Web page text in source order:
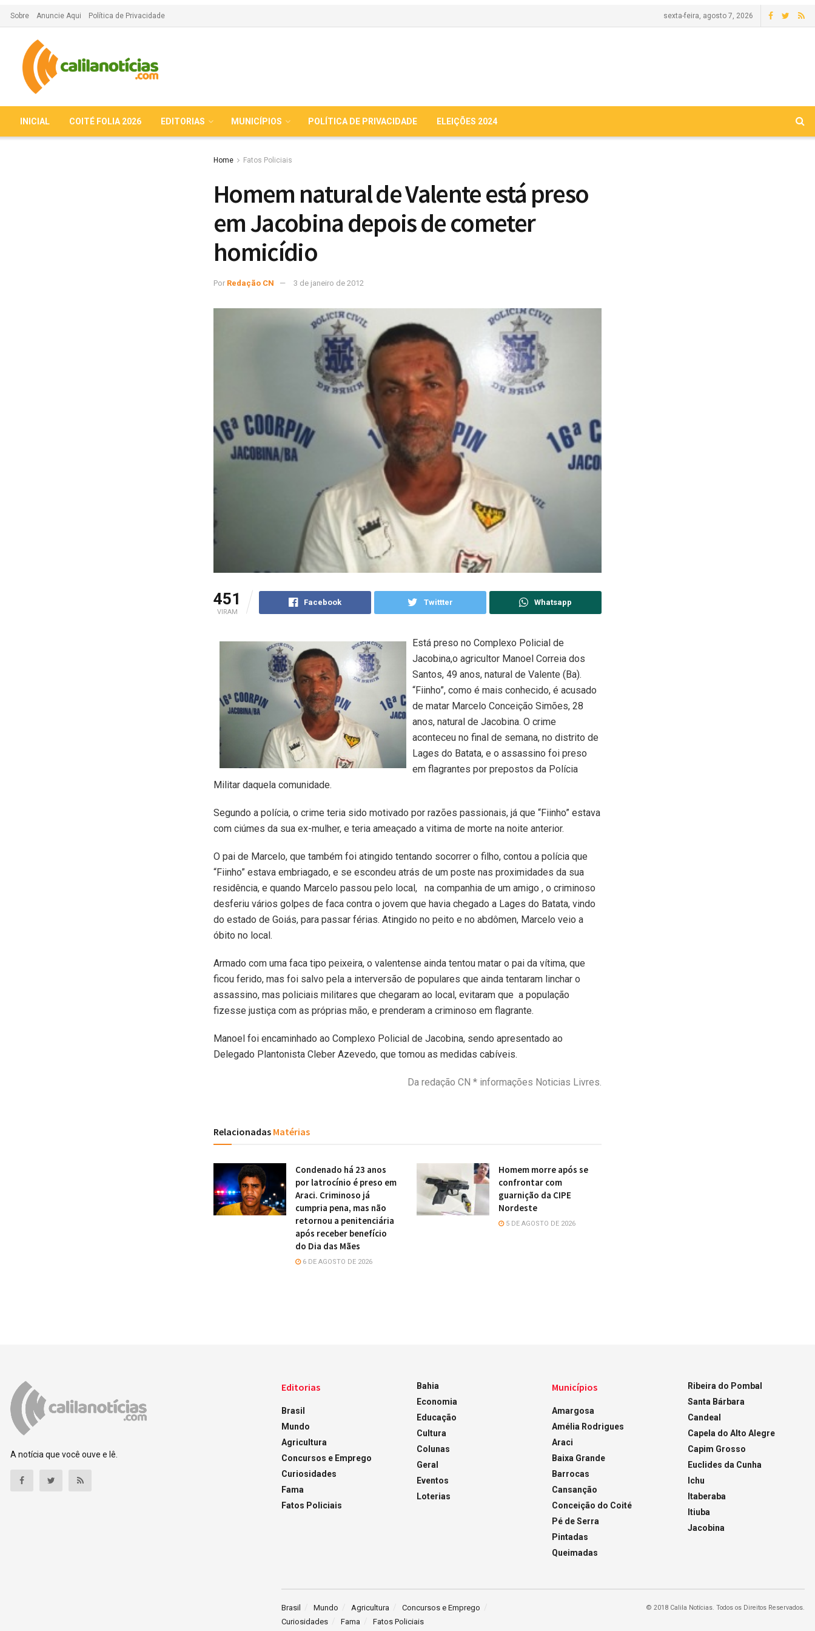
Sobre Anuncie Aqui Política de Privacidade sexta-feira, agosto 7, 2026
INICIAL COITÉ FOLIA 2026 EDITORIAS MUNICÍPIOS POLÍTICA DE PRIVACIDADE ELEIÇÕES 2024
Home Fatos Policiais
Homem natural de Valente está preso
em Jacobina depois de cometer
homicídio
Por Redação CN 3 de janeiro de 2012
451
VIRAM
Facebook Twittter Whatsapp
Está preso no Complexo Policial de
Jacobina,o agricultor Manoel Correia dos
Santos, 49 anos, natural de Valente (Ba).
“Fiinho”, como é mais conhecido, é acusado
de matar Marcelo Conceição Simões, 28
anos, natural de Jacobina. O crime
aconteceu no final de semana, no distrito de
Lages do Batata, e o assassino foi preso
em flagrantes por prepostos da Polícia
Militar daquela comunidade.
Segundo a polícia, o crime teria sido motivado por razões passionais, já que “Fiinho” estava
com ciúmes da sua ex-mulher, e teria ameaçado a vitima de morte na noite anterior.
O pai de Marcelo, que também foi atingido tentando socorrer o filho, contou a polícia que
“Fiinho” estava embriagado, e se escondeu atrás de um poste nas proximidades da sua
residência, e quando Marcelo passou pelo local, na companhia de um amigo , o criminoso
desferiu vários golpes de faca contra o jovem que havia chegado a Lages do Batata, vindo
do estado de Goiás, para passar férias. Atingido no peito e no abdômen, Marcelo veio a
óbito no local.
Armado com uma faca tipo peixeira, o valentense ainda tentou matar o pai da vítima, que
ficou ferido, mas foi salvo pela a interversão de populares que ainda tentaram linchar o
assassino, mas policiais militares que chegaram ao local, evitaram que a população
fizesse justiça com as próprias mão, e prenderam a criminoso em flagrante.
Manoel foi encaminhado ao Complexo Policial de Jacobina, sendo apresentado ao
Delegado Plantonista Cleber Azevedo, que tomou as medidas cabíveis.
Da redação CN * informações Noticias Livres.
Relacionadas Matérias
Condenado há 23 anos
por latrocínio é preso em
Araci. Criminoso já
cumpria pena, mas não
retornou a penitenciária
após receber benefício
do Dia das Mães
6 DE AGOSTO DE 2026
Homem morre após se
confrontar com
guarnição da CIPE
Nordeste
5 DE AGOSTO DE 2026
A notícia que você ouve e lê.
Editorias
Brasil
Mundo
Agricultura
Concursos e Emprego
Curiosidades
Fama
Fatos Policiais
Bahia
Economia
Educação
Cultura
Colunas
Geral
Eventos
Loterias
Municípios
Amargosa
Amélia Rodrigues
Araci
Baixa Grande
Barrocas
Cansanção
Conceição do Coité
Pé de Serra
Pintadas
Queimadas
Ribeira do Pombal
Santa Bárbara
Candeal
Capela do Alto Alegre
Capim Grosso
Euclides da Cunha
Ichu
Itaberaba
Itiuba
Jacobina
Brasil Mundo Agricultura
Concursos e Emprego
Curiosidades
Fama Fatos Policiais
© 2018 Calila Notícias. Todos os Direitos Reservados.